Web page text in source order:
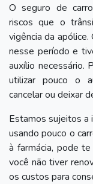
O seguro de
riscos que o
vigência da
nesse período e
auxílio necessário.
utilizar pouco o
cancelar ou deixar
Estamos sujeitos
usando pouco o
à farmácia, pode
você não tiver
os custos para